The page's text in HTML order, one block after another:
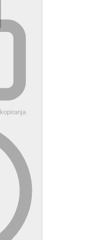
Arhitektura portfelja i optimizacija kopiranja